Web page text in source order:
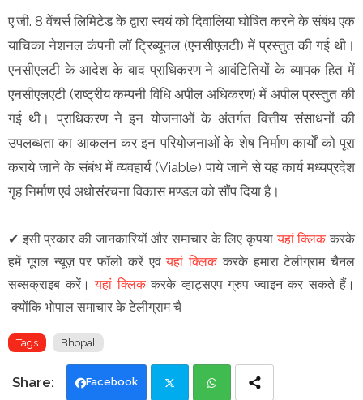
ए.जी. 8 वेंचर्स लिमिटेड के द्वारा स्वयं को दिवालिया घोषित करने के संबंध एक
याचिका नेशनल कंपनी लॉ ट्रिब्यूनल (एनसीएलटी) में प्रस्तुत की गई थी।
एनसीएलटी के आदेश के बाद प्राधिकरण ने आवंटितियों के व्यापक हित में
एनसीएलएटी (राष्ट्रीय कम्पनी विधि अपील अधिकरण) में अपील प्रस्तुत की
गई थी। प्राधिकरण ने इन योजनाओं के अंतर्गत वित्तीय संसाधनों की
उपलब्धता का आकलन कर इन परियोजनाओं के शेष निर्माण कार्यों को पूरा
कराये जाने के संबंध में व्यवहार्य (Viable) पाये जाने से यह कार्य मध्यप्रदेश
गृह निर्माण एवं अधोसंरचना विकास मण्डल को सौंप दिया है।
✔ इसी प्रकार की जानकारियों और समाचार के लिए कृपयायहां क्लिककरके
हमें गूगल न्यूज़ पर फॉलो करें एवंयहां क्लिककरके हमारा टेलीग्राम चैनल
सब्सक्राइब करें।यहां क्लिककरके व्हाट्सएप ग्रुप ज्वाइन कर सकते हैं।
क्योंकि भोपाल समाचार के टेलीग्राम चै
Tags Bhopal
Facebook